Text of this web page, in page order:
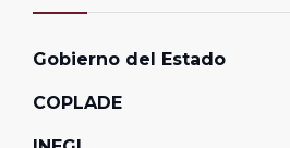
Gobierno del Estado
COPLADE